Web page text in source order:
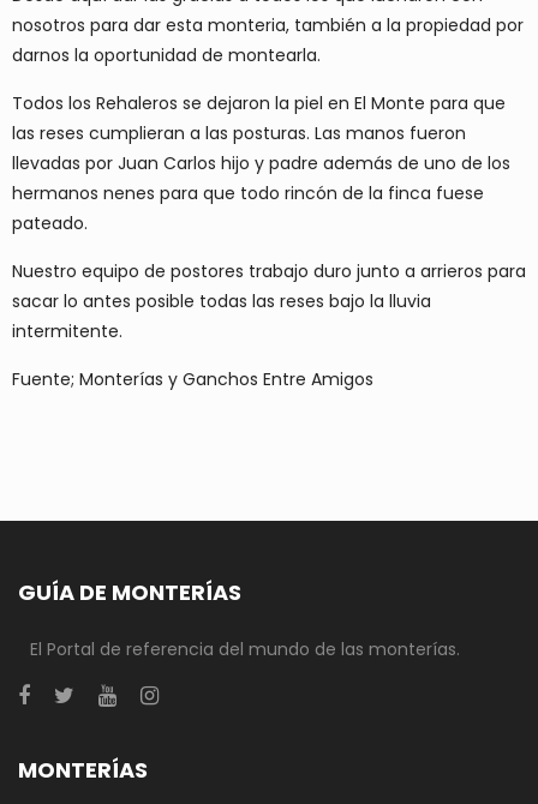
nosotros para dar esta monteria, también a la propiedad por
darnos la oportunidad de montearla.
Todos los Rehaleros se dejaron la piel en El Monte para que
las reses cumplieran a las posturas. Las manos fueron
llevadas por Juan Carlos hijo y padre además de uno de los
hermanos nenes para que todo rincón de la finca fuese
pateado.
Nuestro equipo de postores trabajo duro junto a arrieros para
sacar lo antes posible todas las reses bajo la lluvia
intermitente.
Fuente; Monterías y Ganchos Entre Amigos
GUÍA DE MONTERÍAS
El Portal de referencia del mundo de las monterías.
MONTERÍAS